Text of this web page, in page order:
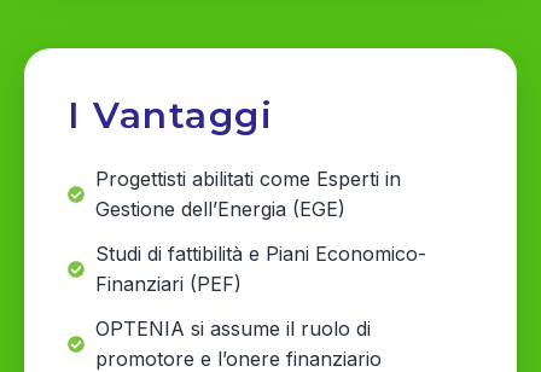
I Vantaggi
Progettisti abilitati come Esperti in
Gestione dell’Energia (EGE)
Studi di fattibilità e Piani Economico-
Finanziari (PEF)
OPTENIA si assume il ruolo di
promotore e l’onere finanziario